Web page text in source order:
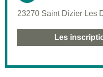
23270 Saint Dizier Les
Les